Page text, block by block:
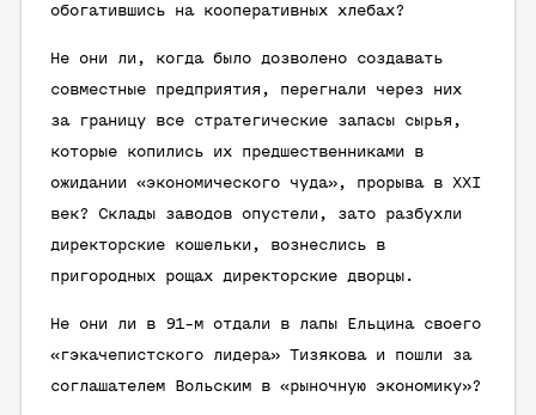
обогатившись на кооперативных хлебах?
Не они ли, когда было дозволено создавать
совместные предприятия, перегнали через них
за границу все стратегические запасы сырья,
которые копились их предшественниками в
ожидании «экономического чуда», прорыва в XXI
век? Склады заводов опустели, зато разбухли
директорские кошельки, вознеслись в
пригородных рощах директорские дворцы.
Не они ли в 91-м отдали в лапы Ельцина своего
«гэкачепистского лидера» Тизякова и пошли за
соглашателем Вольским в «рыночную экономику»?